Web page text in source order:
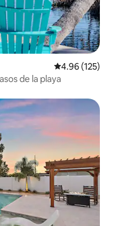
Calificación
4.96 (125)
de la playa